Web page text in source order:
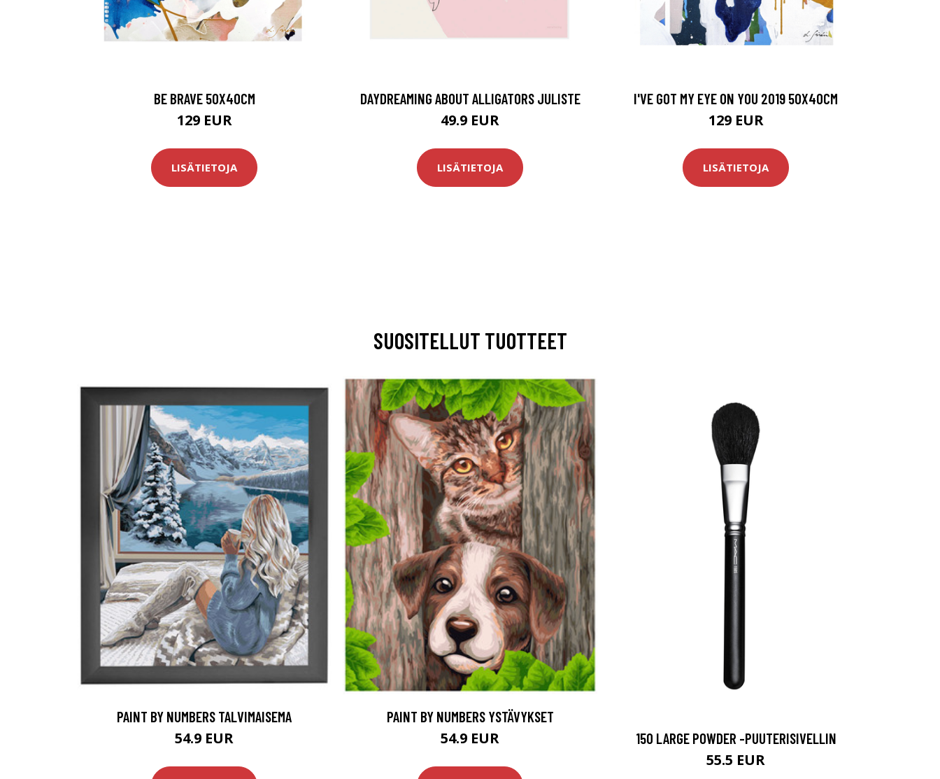
BE BRAVE 50X40CM
129 EUR
LISÄTIETOJA
DAYDREAMING ABOUT ALLIGATORS JULISTE
49.9 EUR
LISÄTIETOJA
I'VE GOT MY EYE ON YOU 2019 50X40CM
129 EUR
LISÄTIETOJA
SUOSITELLUT TUOTTEET
PAINT BY NUMBERS TALVIMAISEMA
54.9 EUR
PAINT BY NUMBERS YSTÄVYKSET
54.9 EUR 150 LARGE POWDER -PUUTERISIVELLIN
55.5 EUR